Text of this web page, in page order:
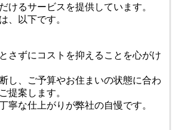
けるサービスを提供しています。
、以下です。
さずにコストを抑えることを心がけ
し、ご予算やお住まいの状態に合わ
提案します。
寧な仕上がりが弊社の自慢です。